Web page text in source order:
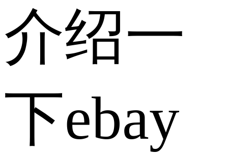
介绍一
下ebay